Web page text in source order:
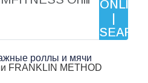
роллы и мячи
FRANKLIN METHOD